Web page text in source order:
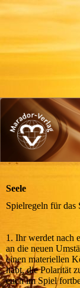
Seele
Spielregeln für das
1. Ihr werdet nach
an die neuen
einen materiellen
habt, die Polarität
euch im Spiel